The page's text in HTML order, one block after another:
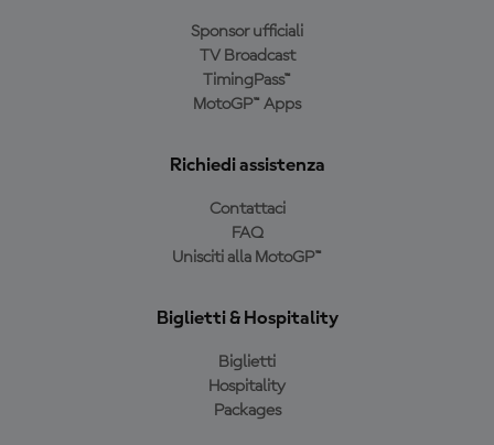
Sponsor ufficiali
TV Broadcast
TimingPass™
MotoGP™ Apps
Richiedi assistenza
Contattaci
FAQ
Unisciti alla MotoGP™
Biglietti & Hospitality
Biglietti
Hospitality
Packages